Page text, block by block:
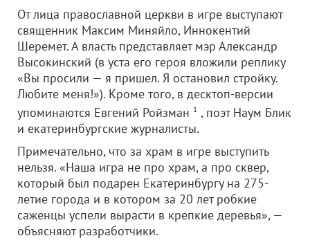
От лица православной церкви в игре выступают
священник Максим Миняйло, Иннокентий
Шеремет. А власть представляет мэр Александр
Высокинский (в уста его героя вложили реплику
«Вы просили — я пришел. Я остановил стройку.
Любите меня!»). Кроме того, в десктоп-версии
упоминаются Евгений Ройзман 1 , поэт Наум Блик
и екатеринбургские журналисты.
Примечательно, что за храм в игре выступить
нельзя. «Наша игра не про храм, а про сквер,
который был подарен Екатеринбургу на 275-
летие города и в котором за 20 лет робкие
саженцы успели вырасти в крепкие деревья», —
объясняют разработчики.